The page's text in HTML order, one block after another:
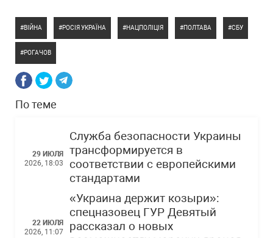
ВІЙНА РОСІЯ УКРАЇНА НАЦПОЛІЦІЯ ПОЛТАВА СБУ
РОГАЧОВ
По теме
29 ИЮЛЯ
2026, 18:03
Служба безопасности Украины
трансформируется в
соответствии с европейскими
стандартами
22 ИЮЛЯ
2026, 11:07
«Украина держит козыри»:
спецназовец ГУР Девятый
рассказал о новых